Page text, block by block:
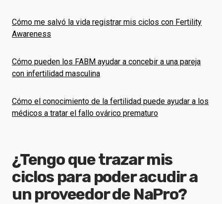
Cómo me salvó la vida registrar mis ciclos con Fertility
Awareness
Cómo pueden los FABM ayudar a concebir a una pareja
con infertilidad masculina
Cómo el conocimiento de la fertilidad puede ayudar a los
médicos a tratar el fallo ovárico prematuro
¿Tengo que trazar mis
ciclos para poder acudir a
un proveedor de NaPro?